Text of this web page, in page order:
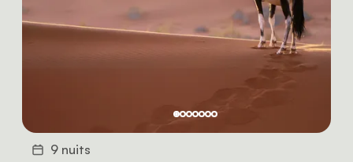
9 nuits